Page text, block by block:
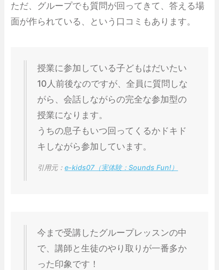
ただ、グループでも質問が回ってきて、答える場
面が作られている、という口コミもあります。
授業に参加している子どもはだいたい
10人前後なのですが、全員に質問しな
がら、会話しながらの完全な参加型の
授業になります。
うちの息子もいつ回ってくるかドキド
キしながら参加しています。
引用元：e-kids07（実体験：Sounds Fun!）
今まで受講したグループレッスンの中
で、講師と生徒のやり取りが一番多か
った印象です！